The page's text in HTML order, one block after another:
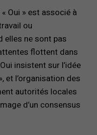
Oui » est associé à
ou
elles ne sont pas
flottent dans
insistent sur l’idée
et l’organisation des
autorités locales
d’un consensus